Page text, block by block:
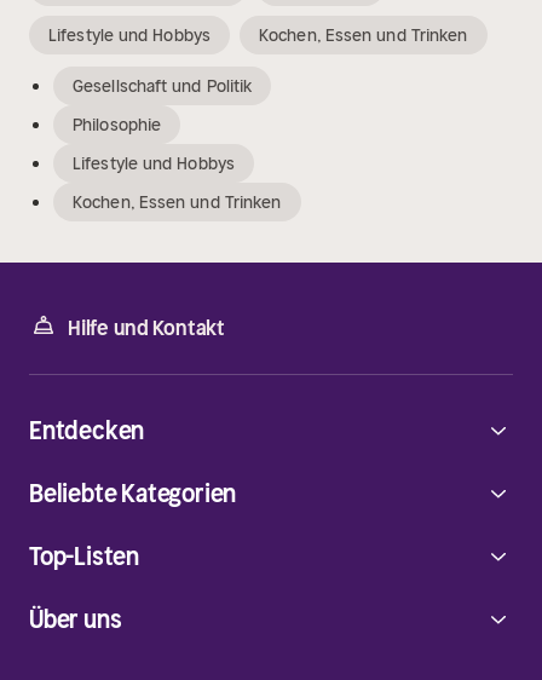
Lifestyle und Hobbys Kochen, Essen und Trinken
Gesellschaft und Politik
Philosophie
Lifestyle und Hobbys
Kochen, Essen und Trinken
Hilfe und Kontakt
Über uns
Entdecken
Beliebte Kategorien
Top-Listen